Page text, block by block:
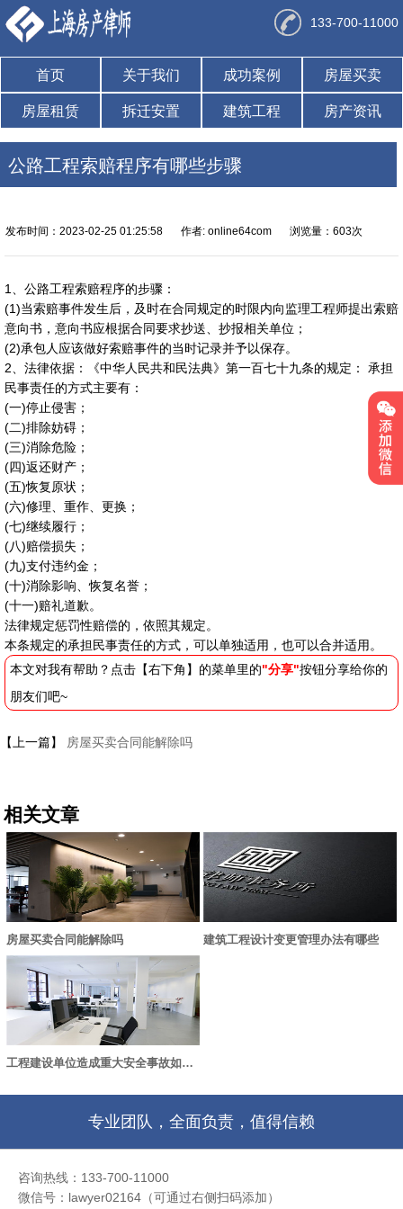
133-700-11000
首页 关于我们 成功案例 房屋买卖
房屋租赁 拆迁安置 建筑工程 房产资讯
公路工程索赔程序有哪些步骤
发布时间：2023-02-25 01:25:58 作者: online64com 浏览量：603次
1、公路工程索赔程序的步骤：
(1)当索赔事件发生后，及时在合同规定的时限内向监理工程师提出索赔
意向书，意向书应根据合同要求抄送、抄报相关单位；
(2)承包人应该做好索赔事件的当时记录并予以保存。
2、法律依据：《中华人民共和民法典》第一百七十九条的规定： 承担
民事责任的方式主要有：
(一)停止侵害；
(二)排除妨碍；
(三)消除危险；
(四)返还财产；
(五)恢复原状；
(六)修理、重作、更换；
(七)继续履行；
(八)赔偿损失；
(九)支付违约金；
(十)消除影响、恢复名誉；
(十一)赔礼道歉。
法律规定惩罚性赔偿的，依照其规定。
本条规定的承担民事责任的方式，可以单独适用，也可以合并适用。
本文对我有帮助？点击【右下角】的菜单里的"分享"按钮分享给你的
朋友们吧~
【上一篇】 房屋买卖合同能解除吗
相关文章
房屋买卖合同能解除吗 建筑工程设计变更管理办法有哪些
工程建设单位造成重大安全事故如何承担责任?
专业团队，全面负责，值得信赖
咨询热线：133-700-11000
微信号：lawyer02164（可通过右侧扫码添加）